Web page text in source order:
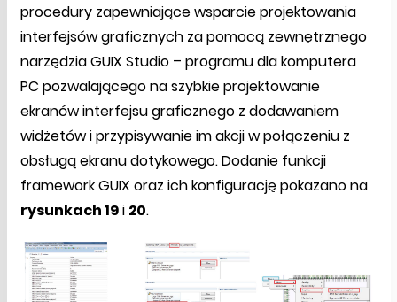
procedury zapewniające wsparcie projektowania
interfejsów graficznych za pomocą zewnętrznego
narzędzia GUIX Studio – programu dla komputera
PC pozwalającego na szybkie projektowanie
ekranów interfejsu graficznego z dodawaniem
widżetów i przypisywanie im akcji w połączeniu z
obsługą ekranu dotykowego. Dodanie funkcji
framework GUIX oraz ich konfigurację pokazano na
rysunkach 19i 20.